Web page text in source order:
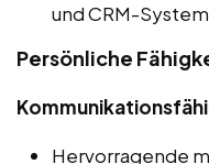
und CRM-
Persönliche
Hervorragende